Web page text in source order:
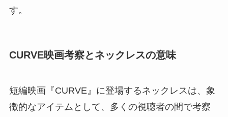
す。
CURVE映画考察とネックレスの意味
短編映画『CURVE』に登場するネックレスは、象
徴的なアイテムとして、多くの視聴者の間で考察